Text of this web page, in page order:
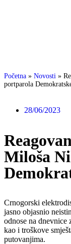
Početna » Novosti »
portparola
28/06/2023
Miloša
Crnogorski
jasno objasnio
odnose na dnevnice
kao i troškove
putovanjima.